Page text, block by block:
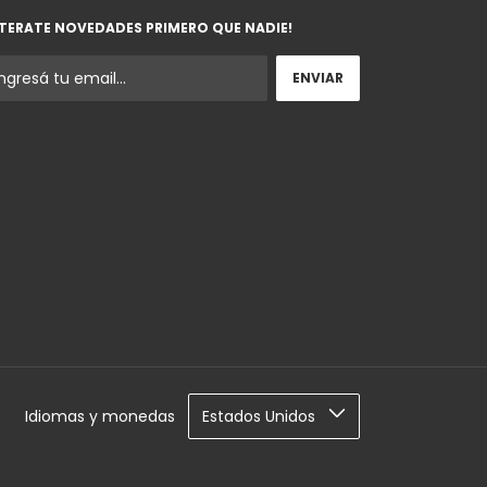
NOVEDADES PRIMERO QUE NADIE!
Idiomas y monedas